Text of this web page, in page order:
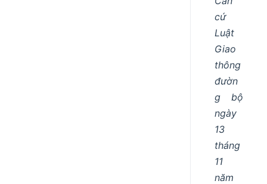
cứ
Luật
Giao
thông
đườn
g bộ
ngày
13
tháng
11
năm